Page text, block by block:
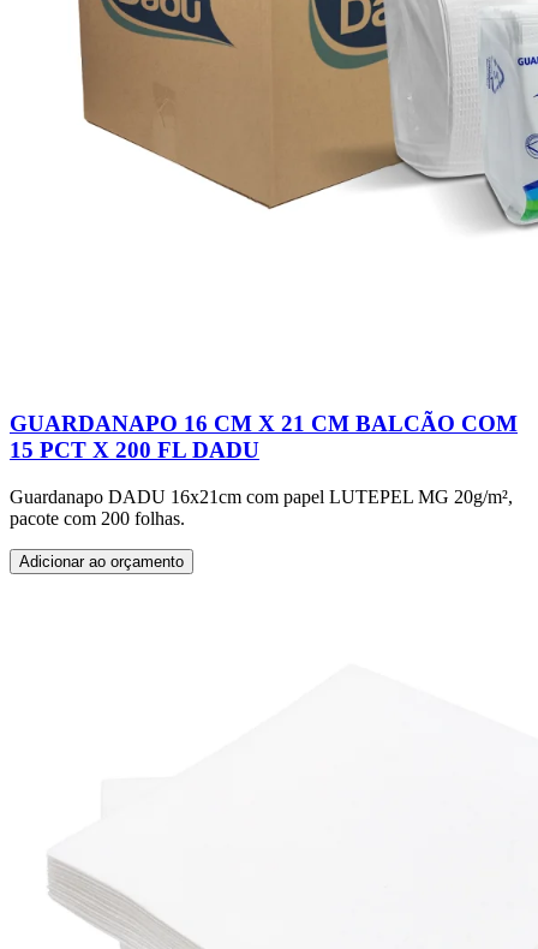
GUARDANAPO 16 CM X 21 CM BALCÃO COM
15 PCT X 200 FL DADU
Guardanapo DADU 16x21cm com papel LUTEPEL MG 20g/m²,
pacote com 200 folhas.
Adicionar ao orçamento